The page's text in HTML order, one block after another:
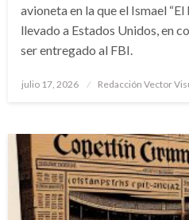
avioneta en la que el Ismael
llevado a Estados Unidos, en
ser entregado al FBI.
Publicado
julio 17, 2026 Redacción Vector